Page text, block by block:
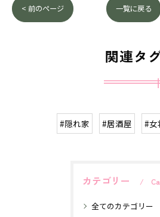
< 前のページ 一覧に戻る
関連タ
#隠れ家 #居酒屋 #女
カテゴリー
全てのカテゴリー